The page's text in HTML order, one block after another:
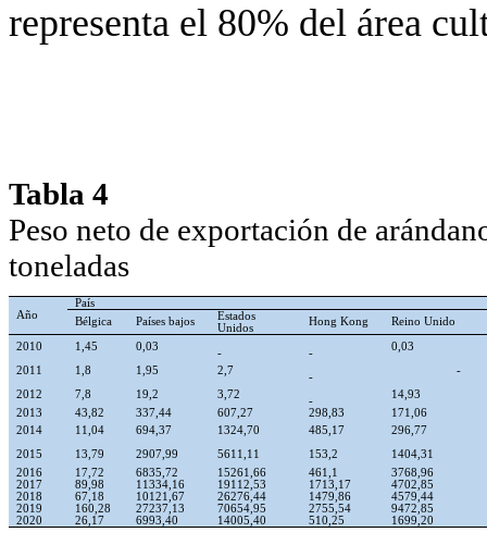
representa el 80% del área
Tabla 4
Peso neto de exportación de
toneladas
Año
País
Bélgica
Países bajos
Estados
Unidos
Hong Kong Reino Unido
2010 1,45 0,03
- -
0,03
2011
1,8 1,95 2,7
-
-
2012
7,8 19,2 3,72
-
14,93
2013
43,82 337,44 607,27 298,83
171,06
2014
11,04 694,37 1324,70 485,17
296,77
2015
13,79 2907,99 5611,11 153,2
1404,31
2016
17,72 6835,72 15261,66 461,1
3768,96
2017
89,98 11334,16 19112,53 1713,17
4702,85
2018
67,18 10121,67 26276,44 1479,86
4579,44
2019
160,28 27237,13 70654,95 2755,54
9472,85
2020
26,17 6993,40 14005,40 510,25 1699,20